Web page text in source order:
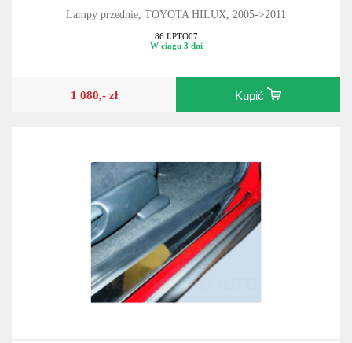
Lampy przednie, TOYOTA HILUX, 2005->2011
86.LPTO07
W ciągu 3 dni
1 080,- zł Kupić